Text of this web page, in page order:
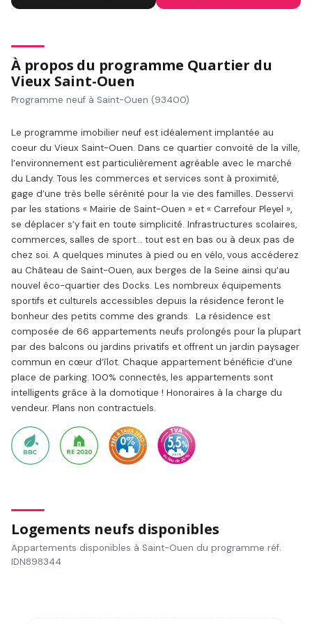
À propos du programme Quartier du
Vieux Saint-Ouen
Programme neuf à Saint-Ouen (93400)
Le programme imobilier neuf est idéalement implantée au
coeur du Vieux Saint-Ouen. Dans ce quartier convoité de la ville,
l’environnement est particulièrement agréable avec le marché
du Landy. Tous les commerces et services sont à proximité,
gage d’une très belle sérénité pour la vie des familles. Desservi
par les stations « Mairie de Saint-Ouen » et « Carrefour Pleyel »,
se déplacer s’y fait en toute simplicité. Infrastructures scolaires,
commerces, salles de sport… tout est en bas ou à deux pas de
chez soi. A quelques minutes à pied ou en vélo, vous accéderez
au Château de Saint-Ouen, aux berges de la Seine ainsi qu’au
nouvel éco-quartier des Docks. Les nombreux équipements
sportifs et culturels accessibles depuis la résidence feront le
bonheur des petits comme des grands. La résidence est
composée de 66 appartements neufs prolongés pour la plupart
par des balcons ou jardins privatifs et offrent un jardin paysager
commun en cœur d’îlot. Chaque appartement bénéficie d’une
place de parking. 100% connectés, les appartements sont
intelligents grâce à la domotique ! Honoraires à la charge du
vendeur. Plans non contractuels.
Logements neufs disponibles
Appartements disponibles à Saint-Ouen du programme réf.
IDN898344